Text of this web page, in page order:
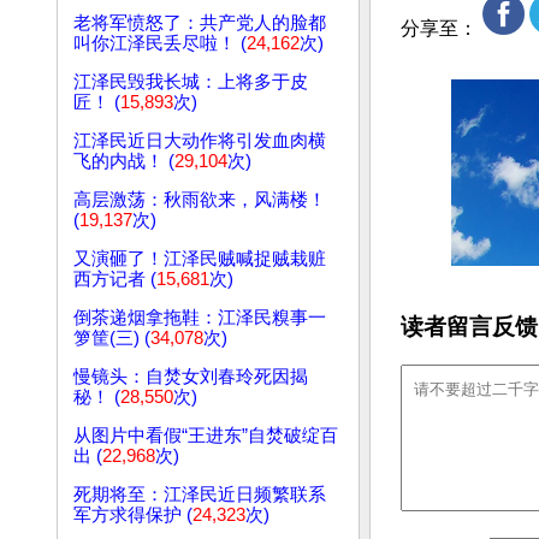
老将军愤怒了：共产党人的脸都
叫你江泽民丢尽啦！ (24,162次)
江泽民毁我长城：上将多于皮
匠！ (15,893次)
江泽民近日大动作将引发血肉横
飞的内战！ (29,104次)
高层激荡：秋雨欲来，风满楼！
(19,137次)
又演砸了！江泽民贼喊捉贼栽赃
西方记者 (15,681次)
倒茶递烟拿拖鞋：江泽民糗事一
箩筐(三) (34,078次)
慢镜头：自焚女刘春玲死因揭
秘！ (28,550次)
从图片中看假“王进东”自焚破绽百
出 (22,968次)
死期将至：江泽民近日频繁联系
军方求得保护 (24,323次)
分享至：
读者留言反